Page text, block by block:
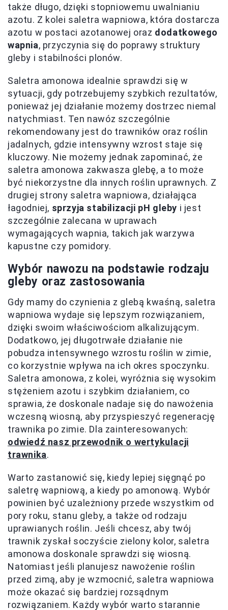
także długo, dzięki stopniowemu uwalnianiu
azotu. Z kolei saletra wapniowa, która dostarcza
azotu w postaci azotanowej oraz dodatkowego
wapnia, przyczynia się do poprawy struktury
gleby i stabilności plonów.
Saletra amonowa idealnie sprawdzi się w
sytuacji, gdy potrzebujemy szybkich rezultatów,
ponieważ jej działanie możemy dostrzec niemal
natychmiast. Ten nawóz szczególnie
rekomendowany jest do trawników oraz roślin
jadalnych, gdzie intensywny wzrost staje się
kluczowy. Nie możemy jednak zapominać, że
saletra amonowa zakwasza glebę, a to może
być niekorzystne dla innych roślin uprawnych. Z
drugiej strony saletra wapniowa, działająca
łagodniej, sprzyja stabilizacji pH gleby i jest
szczególnie zalecana w uprawach
wymagających wapnia, takich jak warzywa
kapustne czy pomidory.
Wybór nawozu na podstawie rodzaju
gleby oraz zastosowania
Gdy mamy do czynienia z glebą kwaśną, saletra
wapniowa wydaje się lepszym rozwiązaniem,
dzięki swoim właściwościom alkalizującym.
Dodatkowo, jej długotrwałe działanie nie
pobudza intensywnego wzrostu roślin w zimie,
co korzystnie wpływa na ich okres spoczynku.
Saletra amonowa, z kolei, wyróżnia się wysokim
stężeniem azotu i szybkim działaniem, co
sprawia, że doskonale nadaje się do nawożenia
wczesną wiosną, aby przyspieszyć regenerację
trawnika po zimie. Dla zainteresowanych:
odwiedź nasz przewodnik o wertykulacji
trawnika.
Warto zastanowić się, kiedy lepiej sięgnąć po
saletrę wapniową, a kiedy po amonową. Wybór
powinien być uzależniony przede wszystkim od
pory roku, stanu gleby, a także od rodzaju
uprawianych roślin. Jeśli chcesz, aby twój
trawnik zyskał soczyście zielony kolor, saletra
amonowa doskonale sprawdzi się wiosną.
Natomiast jeśli planujesz nawożenie roślin
przed zimą, aby je wzmocnić, saletra wapniowa
może okazać się bardziej rozsądnym
rozwiązaniem. Każdy wybór warto starannie